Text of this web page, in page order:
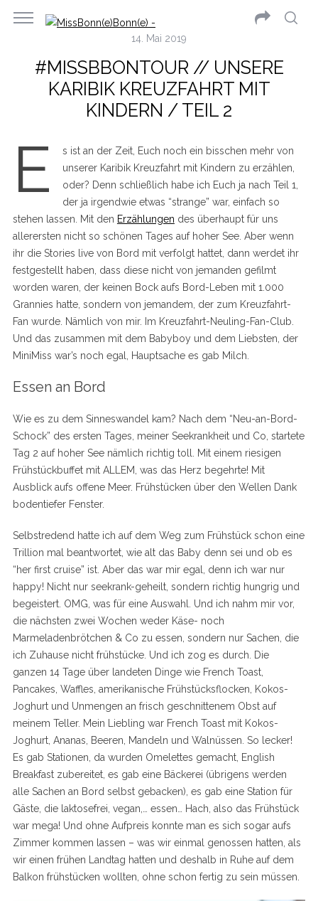
14. Mai 2019
#MISSBBONTOUR // UNSERE
KARIBIK KREUZFAHRT MIT
KINDERN / TEIL 2
E
s ist an der Zeit, Euch noch ein bisschen mehr von
unserer Karibik Kreuzfahrt mit Kindern zu erzählen,
oder? Denn schließlich habe ich Euch ja nach Teil 1,
der ja irgendwie etwas “strange” war, einfach so
stehen lassen. Mit den Erzählungen des überhaupt für uns
allerersten nicht so schönen Tages auf hoher See. Aber wenn
ihr die Stories live von Bord mit verfolgt hattet, dann werdet ihr
festgestellt haben, dass diese nicht von jemanden gefilmt
worden waren, der keinen Bock aufs Bord-Leben mit 1.000
Grannies hatte, sondern von jemandem, der zum Kreuzfahrt-
Fan wurde. Nämlich von mir. Im Kreuzfahrt-Neuling-Fan-Club.
Und das zusammen mit dem Babyboy und dem Liebsten, der
MiniMiss war’s noch egal, Hauptsache es gab Milch.
Essen an Bord
Wie es zu dem Sinneswandel kam? Nach dem “Neu-an-Bord-
Schock” des ersten Tages, meiner Seekrankheit und Co, startete
Tag 2 auf hoher See nämlich richtig toll. Mit einem riesigen
Frühstückbuffet mit ALLEM, was das Herz begehrte! Mit
Ausblick aufs offene Meer. Frühstücken über den Wellen Dank
bodentiefer Fenster.
Selbstredend hatte ich auf dem Weg zum Frühstück schon eine
Trillion mal beantwortet, wie alt das Baby denn sei und ob es
“her first cruise” ist. Aber das war mir egal, denn ich war nur
happy! Nicht nur seekrank-geheilt, sondern richtig hungrig und
begeistert. OMG, was für eine Auswahl. Und ich nahm mir vor,
die nächsten zwei Wochen weder Käse- noch
Marmeladenbrötchen & Co zu essen, sondern nur Sachen, die
ich Zuhause nicht frühstücke. Und ich zog es durch. Die
ganzen 14 Tage über landeten Dinge wie French Toast,
Pancakes, Waffles, amerikanische Frühstücksflocken, Kokos-
Joghurt und Unmengen an frisch geschnittenem Obst auf
meinem Teller. Mein Liebling war French Toast mit Kokos-
Joghurt, Ananas, Beeren, Mandeln und Walnüssen. So lecker!
Es gab Stationen, da wurden Omelettes gemacht, English
Breakfast zubereitet, es gab eine Bäckerei (übrigens werden
alle Sachen an Bord selbst gebacken), es gab eine Station für
Gäste, die laktosefrei, vegan,… essen… Hach, also das Frühstück
war mega! Und ohne Aufpreis konnte man es sich sogar aufs
Zimmer kommen lassen – was wir einmal genossen hatten, als
wir einen frühen Landtag hatten und deshalb in Ruhe auf dem
Balkon frühstücken wollten, ohne schon fertig zu sein müssen.